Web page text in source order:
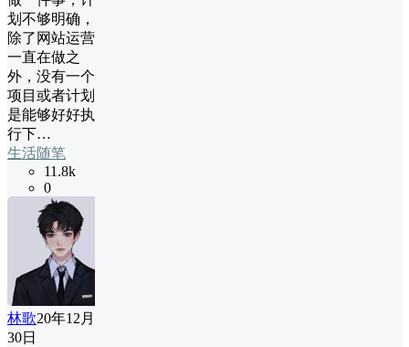
划不够明确，
除了网站运营
一直在做之
外，没有一个
项目或者计划
是能够好好执
行下…
生活随笔
11.8k
0
林歌20年12月
30日